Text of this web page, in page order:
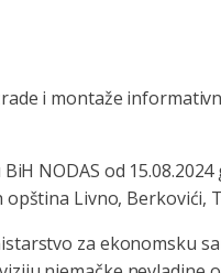
i montaže
NODAS od
Livno, Berkovići,
za ekonomsku